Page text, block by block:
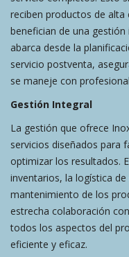
reciben productos de alta
benefician de una
abarca desde la
servicio postventa,
se maneje con
Gestión Integral
La gestión que ofrece
servicios diseñados para
optimizar los resultados.
inventarios, la logística
mantenimiento de los
estrecha colaboración
todos los aspectos del
eficiente y eficaz.